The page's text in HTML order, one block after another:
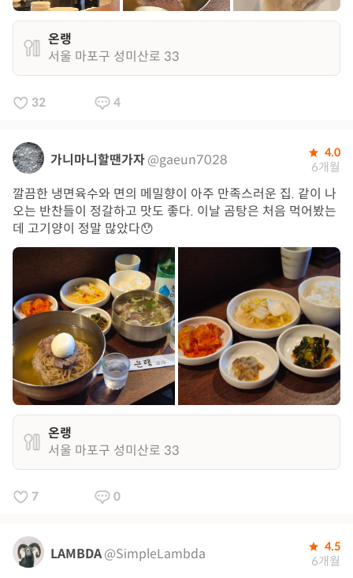
온랭
서울 마포구 성미산로 33
32 4
가니마니할땐가자@gaeun7028 4.0
6개월
깔끔한 냉면육수와 면의 메밀향이 아주 만족스러운 집. 같이 나
오는 반찬들이 정갈하고 맛도 좋다. 이날 곰탕은 처음 먹어봤는
데 고기양이 정말 많았다😯
온랭
서울 마포구 성미산로 33
7 0
LAMBDA@SimpleLambda 4.5
6개월